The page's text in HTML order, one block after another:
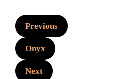
Previous
Onyx
Next